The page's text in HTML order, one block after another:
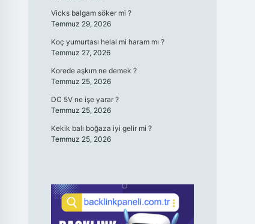
Vicks balgam söker mi ?
Temmuz 29, 2026
Koç yumurtası helal mi haram mı ?
Temmuz 27, 2026
Korede aşkım ne demek ?
Temmuz 25, 2026
DC 5V ne işe yarar ?
Temmuz 25, 2026
Kekik balı boğaza iyi gelir mi ?
Temmuz 25, 2026